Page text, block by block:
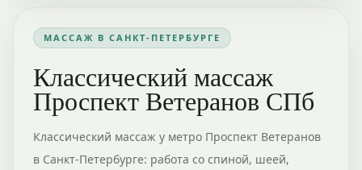
МАССАЖ В САНКТ-ПЕТЕРБУРГЕ
Классический массаж
Проспект Ветеранов СПб
Классический массаж у метро Проспект Ветеранов
в Санкт-Петербурге: работа со спиной, шеей,